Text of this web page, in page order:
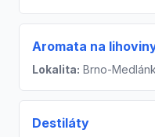
Aromata na
Lokalita: Brno-
Destiláty